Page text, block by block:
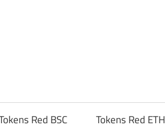
Red BSC Tokens Red ETH